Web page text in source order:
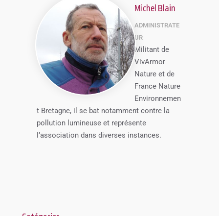
Michel Blain
ADMINISTRATE
UR
Militant de
VivArmor
Nature et de
France Nature
Environnemen
t Bretagne, il se bat notamment contre la
pollution lumineuse et représente
l’association dans diverses instances.